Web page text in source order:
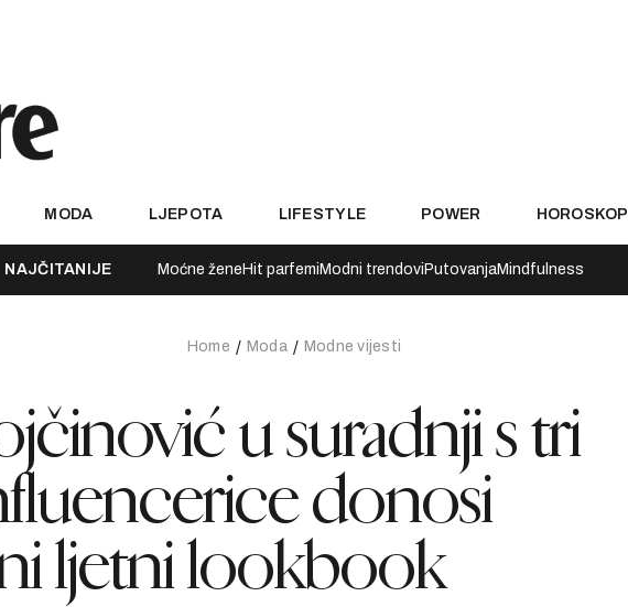
MODA LJEPOTA LIFESTYLE POWER HOROSKOP
NAJČITANIJE Moćne žene Hit parfemi Modni trendovi PutovanjaMindfulness
Home Moda Modne vijesti
u suradnji s tri
donosi
ljetni lookbook